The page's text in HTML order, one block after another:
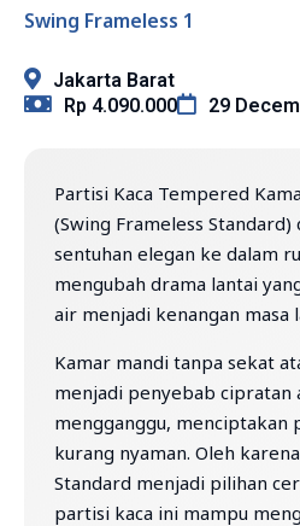
Swing Frameless 1
Jakarta Barat
Rp 4.090.000
29
Partisi Kaca Tempered
(Swing Frameless Standard)
sentuhan elegan ke dalam
mengubah drama lantai
air menjadi kenangan masa
Kamar mandi tanpa sekat
menjadi penyebab cipratan
mengganggu, menciptakan
kurang nyaman. Oleh
Standard menjadi pilihan
partisi kaca ini mampu